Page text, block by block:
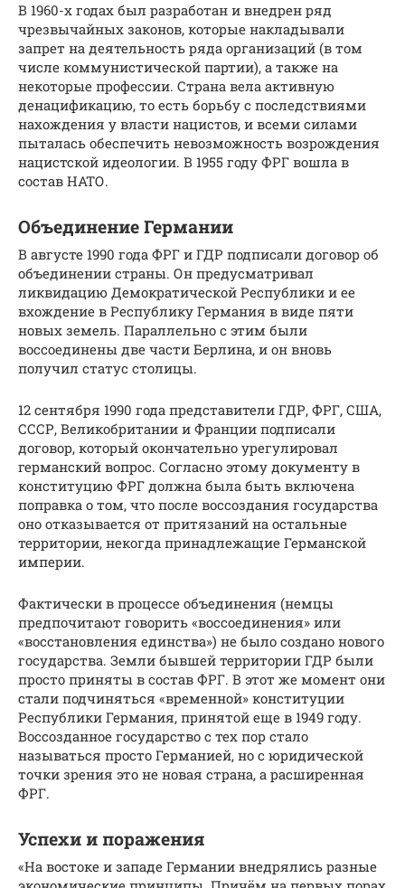
В 1960-х годах был разработан и внедрен ряд
чрезвычайных законов, которые накладывали
запрет на деятельность ряда организаций (в том
числе коммунистической партии), а также на
некоторые профессии. Страна вела активную
денацификацию, то есть борьбу с последствиями
нахождения у власти нацистов, и всеми силами
пыталась обеспечить невозможность возрождения
нацистской идеологии. В 1955 году ФРГ вошла в
состав НАТО.
Объединение Германии
В августе 1990 года ФРГ и ГДР подписали договор об
объединении страны. Он предусматривал
ликвидацию Демократической Республики и ее
вхождение в Республику Германия в виде пяти
новых земель. Параллельно с этим были
воссоединены две части Берлина, и он вновь
получил статус столицы.
12 сентября 1990 года представители ГДР, ФРГ, США,
СССР, Великобритании и Франции подписали
договор, который окончательно урегулировал
германский вопрос. Согласно этому документу в
конституцию ФРГ должна была быть включена
поправка о том, что после воссоздания государства
оно отказывается от притязаний на остальные
территории, некогда принадлежащие Германской
империи.
Фактически в процессе объединения (немцы
предпочитают говорить «воссоединения» или
«восстановления единства») не было создано нового
государства. Земли бывшей территории ГДР были
просто приняты в состав ФРГ. В этот же момент они
стали подчиняться «временной» конституции
Республики Германия, принятой еще в 1949 году.
Воссозданное государство с тех пор стало
называться просто Германией, но с юридической
точки зрения это не новая страна, а расширенная
ФРГ.
Успехи и поражения
«На востоке и западе Германии внедрялись разные